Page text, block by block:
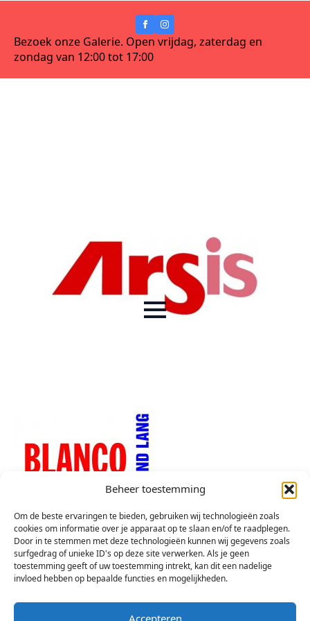
Beheer toestemming
Om de beste ervaringen te bieden, gebruiken wij technologieën zoals
cookies om informatie over je apparaat op te slaan en/of te raadplegen.
Door in te stemmen met deze technologieën kunnen wij gegevens zoals
surfgedrag of unieke ID's op deze site verwerken. Als je geen
toestemming geeft of uw toestemming intrekt, kan dit een nadelige
invloed hebben op bepaalde functies en mogelijkheden.
Accepteren
Bezoek onze Galerie. Open vrijdag, zaterdag en
zondag van 12:00 tot 17:00